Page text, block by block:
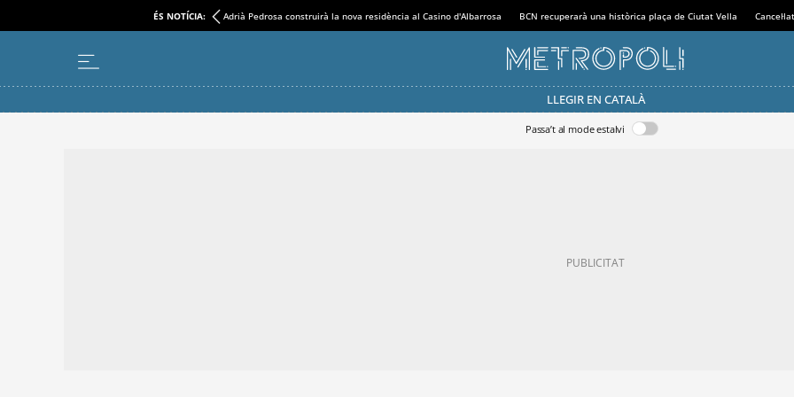
ÉS NOTÍCIA: Adrià Pedrosa construirà la nova residència al Casino d'Albarrosa BCN recuperarà una històrica plaça de Ciutat Vella
LLEGIR EN CATALÀ
Passa’t al mode estalvi